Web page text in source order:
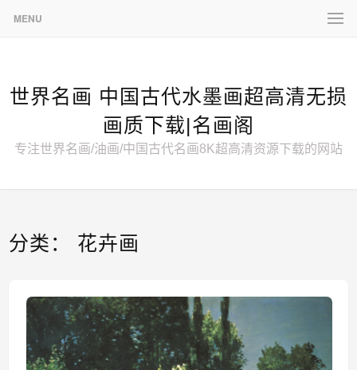
MENU
世界名画 中国古代水墨画超高清无损
画质下载|名画阁
专注世界名画/油画/中国古代名画8K超高清资源下载的网站
分类： 花卉画